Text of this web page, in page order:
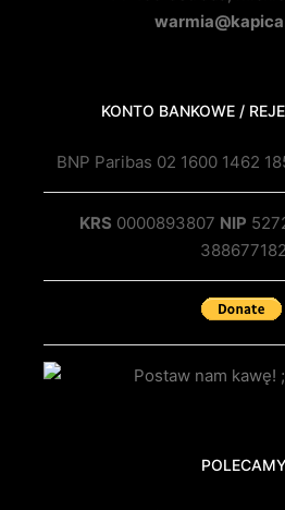
KONTO BANKOWE /
BNP Paribas 02 1600 1462
KRS 0000893807 NIP
388677182
POLECAMY